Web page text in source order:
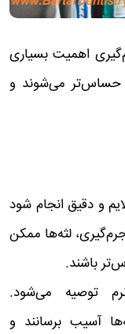
اهمیت بسیاری
حساس‌تر می‌شوند و
و دقیق انجام شود
لثه‌ها ممکن
باشند.
توصیه می‌شود.
آسیب برسانند و